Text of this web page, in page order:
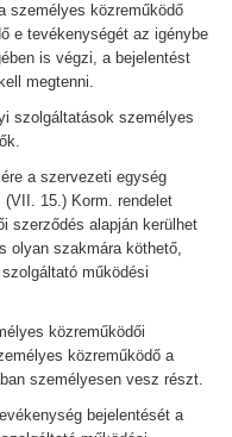
személyes közreműködő
e tevékenységét az igénybe
is végzi, a bejelentést
megtenni.
szolgáltatások személyes
a szervezeti egység
15.) Korm. rendelet
szerződés alapján kerülhet
olyan szakmára köthető,
működési
közreműködői
közreműködő a
személyesen vesz részt.
bejelentését a